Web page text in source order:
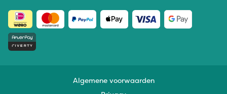
Algemene voorwaarden